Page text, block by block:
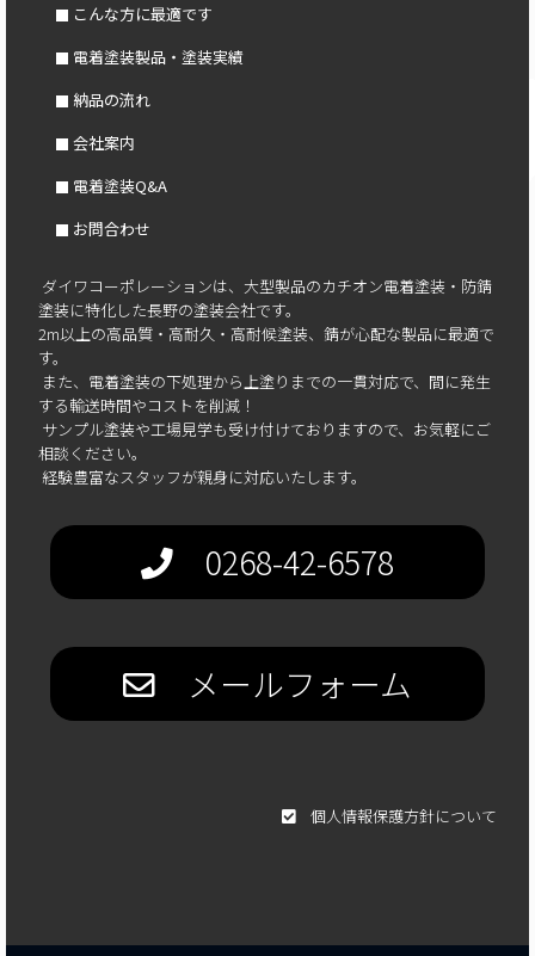
こんな方に最適です
電着塗装製品・塗装実績
納品の流れ
会社案内
電着塗装Q&A
お問合わせ
ダイワコーポレーションは、大型製品のカチオン電着塗装・防錆
塗装に特化した長野の塗装会社です。
2m以上の高品質・高耐久・高耐候塗装、錆が心配な製品に最適で
す。
また、電着塗装の下処理から上塗りまでの一貫対応で、間に発生
する輸送時間やコストを削減！
サンプル塗装や工場見学も受け付けておりますので、お気軽にご
相談ください。
経験豊富なスタッフが親身に対応いたします。
0268-42-6578
メールフォーム
個人情報保護方針について